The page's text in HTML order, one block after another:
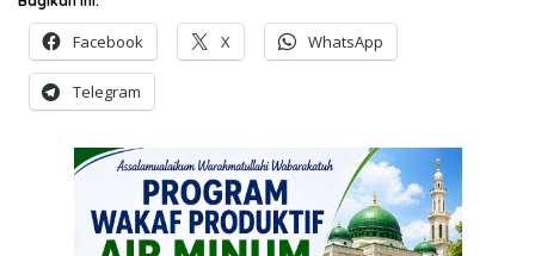
Facebook X WhatsApp
Telegram